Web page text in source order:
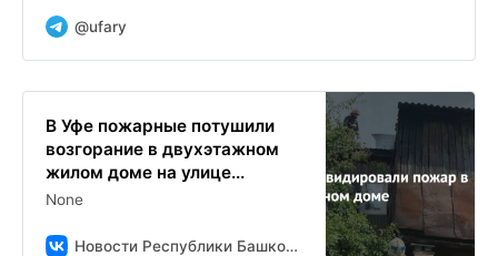
@ufary
В Уфе пожарные потушили
возгорание в двухэтажном
жилом доме на улице...
None
Новости Республики Башкортостан и Уфы ( БСТ )